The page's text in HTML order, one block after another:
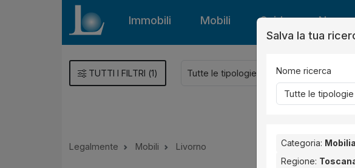
Immobili Mobili Guide News
TUTTI I FILTRI (1)
Legalmente Mobili Livorno
Salva la tua
Nome ricerca
Categoria:
Regione: